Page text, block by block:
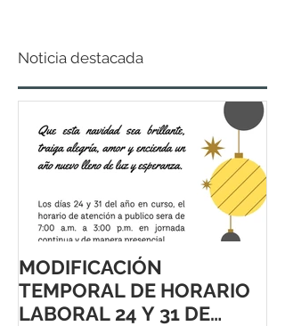
Noticia destacada
MODIFICACIÓN
TEMPORAL DE HORARIO
LABORAL 24 Y 31 DE